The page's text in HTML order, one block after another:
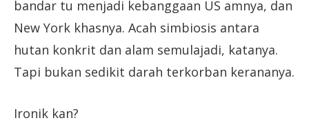
bandar tu menjadi kebanggaan US amnya, dan
New York khasnya. Acah simbiosis antara
hutan konkrit dan alam semulajadi, katanya.
Tapi bukan sedikit darah terkorban kerananya.
Ironik kan?